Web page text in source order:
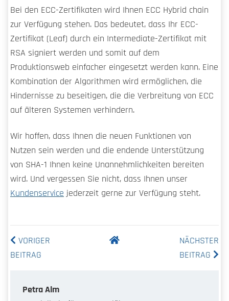
Bei den ECC-Zertifikaten wird Ihnen ECC Hybrid chain
zur Verfügung stehen. Das bedeutet, dass Ihr ECC-
Zertifikat (Leaf) durch ein Intermediate-Zertifikat mit
RSA signiert werden und somit auf dem
Produktionsweb einfacher eingesetzt werden kann. Eine
Kombination der Algorithmen wird ermöglichen, die
Hindernisse zu beseitigen, die die Verbreitung von ECC
auf älteren Systemen verhindern.
Wir hoffen, dass Ihnen die neuen Funktionen von
Nutzen sein werden und die endende Unterstützung
von SHA-1 Ihnen keine Unannehmlichkeiten bereiten
wird. Und vergessen Sie nicht, dass Ihnen unser
Kundenservice jederzeit gerne zur Verfügung steht.
VORIGER
BEITRAG
NÄCHSTER
BEITRAG
Petra Alm